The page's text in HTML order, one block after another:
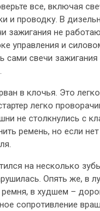
все, включая
и проводку. В
зажигания не
управления и
сами свечи зажигания
в клочья. Это легко
легко
не столкнулись с
ремень, но если
на несколько
Опять же, в
ремня, в худшем –
сопротивление